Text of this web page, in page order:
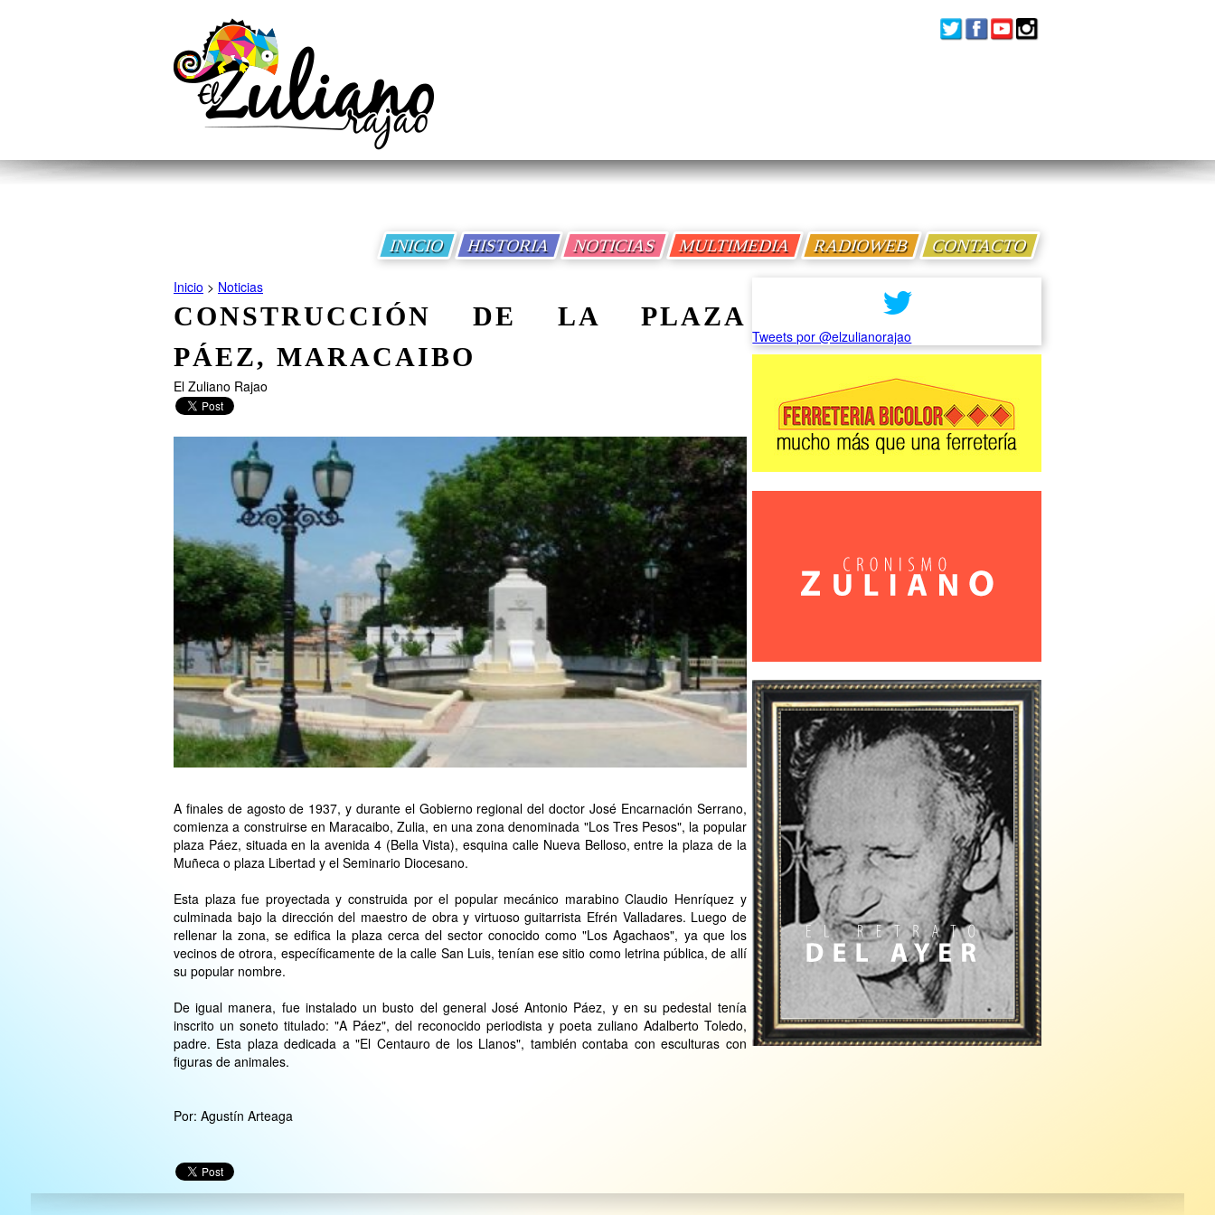
INICIO HISTORIA NOTICIAS MULTIMEDIA RADIOWEB CONTACTO
Inicio > Noticias
CONSTRUCCIÓN DE LA PLAZA
PÁEZ, MARACAIBO
El Zuliano Rajao
A finales de agosto de 1937, y durante el Gobierno regional del doctor José Encarnación Serrano,
comienza a construirse en Maracaibo, Zulia, en una zona denominada "Los Tres Pesos", la popular
plaza Páez, situada en la avenida 4 (Bella Vista), esquina calle Nueva Belloso, entre la plaza de la
Muñeca o plaza Libertad y el Seminario Diocesano.
Esta plaza fue proyectada y construida por el popular mecánico marabino Claudio Henríquez y
culminada bajo la dirección del maestro de obra y virtuoso guitarrista Efrén Valladares. Luego de
rellenar la zona, se edifica la plaza cerca del sector conocido como "Los Agachaos", ya que los
vecinos de otrora, específicamente de la calle San Luis, tenían ese sitio como letrina pública, de allí
su popular nombre.
De igual manera, fue instalado un busto del general José Antonio Páez, y en su pedestal tenía
inscrito un soneto titulado: "A Páez", del reconocido periodista y poeta zuliano Adalberto Toledo,
padre. Esta plaza dedicada a "El Centauro de los Llanos", también contaba con esculturas con
figuras de animales.
Por: Agustín Arteaga
Tweets por @elzulianorajao